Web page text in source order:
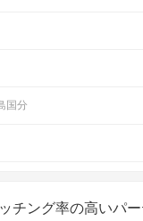
別に発表！
しみください。
徒歩 3分
国分
チング率の高いパ